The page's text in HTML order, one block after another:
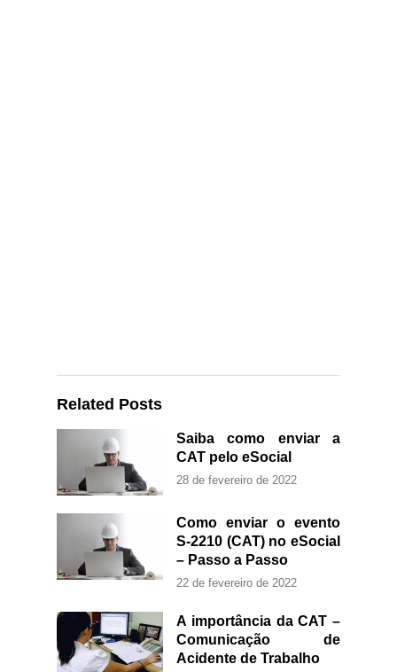
Related Posts
Saiba como enviar a
CAT pelo eSocial
28 de fevereiro de 2022
Como enviar o evento
S-2210 (CAT) no eSocial
– Passo a Passo
22 de fevereiro de 2022
A importância da CAT –
Comunicação de
Acidente de Trabalho